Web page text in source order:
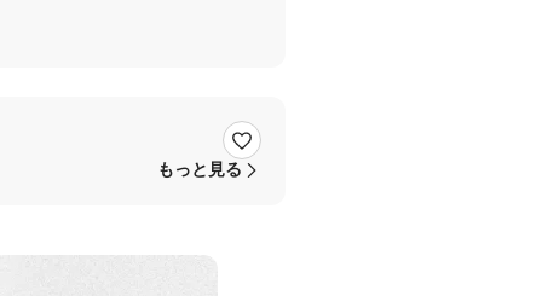
もっと見る